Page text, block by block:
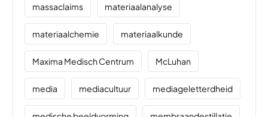
massaclaims materiaalanalyse
materiaalchemie materiaalkunde
Maxima Medisch Centrum McLuhan
media mediacultuur mediageletterdheid